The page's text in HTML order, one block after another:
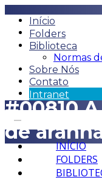
Início
Folders
Biblioteca
Normas
Sobre Nós
Contato
Intranet
INÍCIO
FOLDERS
#00810
de